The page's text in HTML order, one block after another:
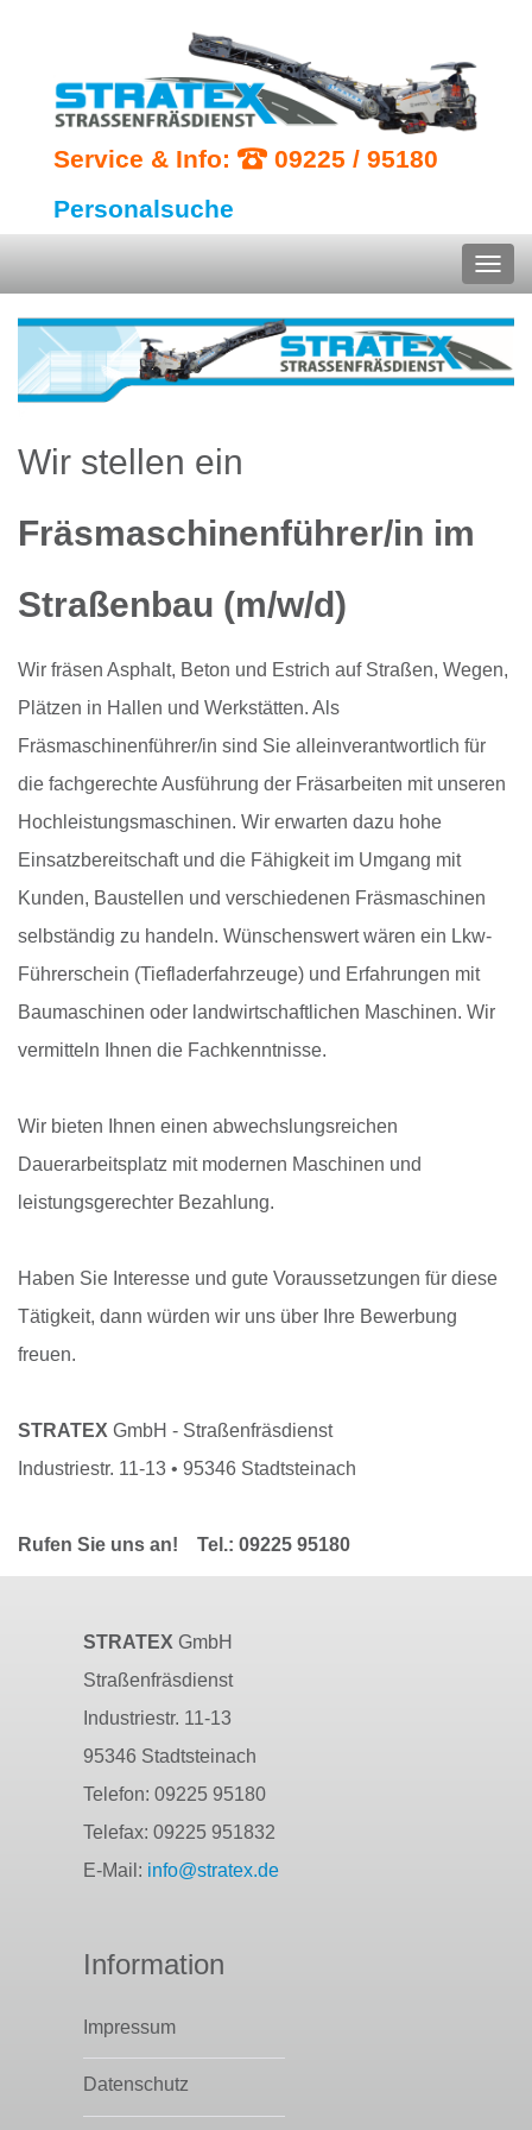
Service & Info:
09225 / 95180
Personalsuche
Wir stellen ein
Fräsmaschinenführer/in im
Straßenbau (m/w/d)
Wir fräsen Asphalt, Beton und Estrich auf Straßen, Wegen,
Plätzen in Hallen und Werkstätten. Als
Fräsmaschinenführer/in sind Sie alleinverantwortlich für
die fachgerechte Ausführung der Fräsarbeiten mit unseren
Hochleistungsmaschinen. Wir erwarten dazu hohe
Einsatzbereitschaft und die Fähigkeit im Umgang mit
Kunden, Baustellen und verschiedenen Fräsmaschinen
selbständig zu handeln. Wünschenswert wären ein Lkw-
Führerschein (Tiefladerfahrzeuge) und Erfahrungen mit
Baumaschinen oder landwirtschaftlichen Maschinen. Wir
vermitteln Ihnen die Fachkenntnisse.
Wir bieten Ihnen einen abwechslungsreichen
Dauerarbeitsplatz mit modernen Maschinen und
leistungsgerechter Bezahlung.
Haben Sie Interesse und gute Voraussetzungen für diese
Tätigkeit, dann würden wir uns über Ihre Bewerbung
freuen.
STRATEX GmbH - Straßenfräsdienst
Industriestr. 11-13 • 95346 Stadtsteinach
Rufen Sie uns an! Tel.: 09225 95180
STRATEX GmbH
Straßenfräsdienst
Industriestr. 11-13
95346 Stadtsteinach
Telefon: 09225 95180
Telefax: 09225 951832
E-Mail: info@stratex.de
Information
Impressum
Datenschutz